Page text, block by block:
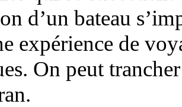
d’un bateau
expérience de
On peut